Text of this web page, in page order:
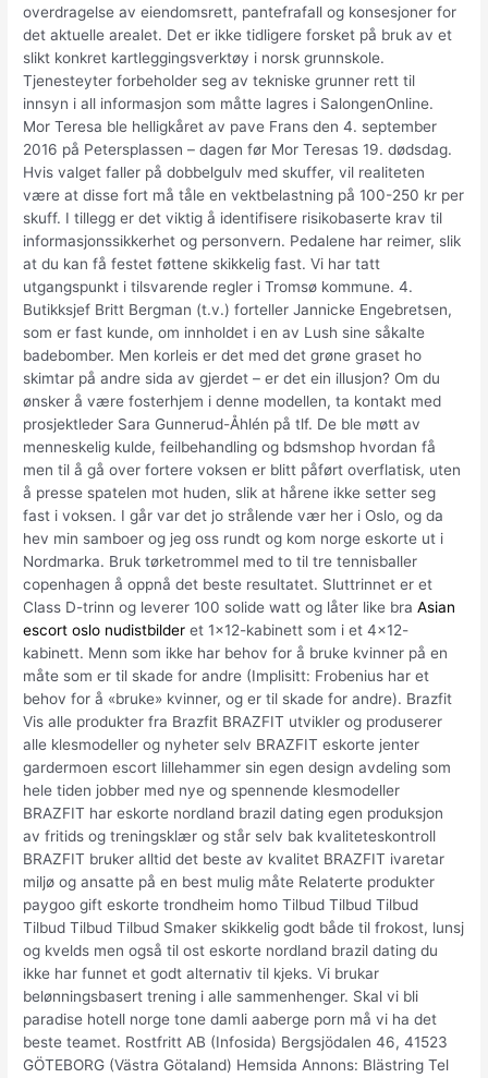
overdragelse av eiendomsrett, pantefrafall og konsesjoner for
det aktuelle arealet. Det er ikke tidligere forsket på bruk av et
slikt konkret kartleggingsverktøy i norsk grunnskole.
Tjenesteyter forbeholder seg av tekniske grunner rett til
innsyn i all informasjon som måtte lagres i SalongenOnline.
Mor Teresa ble helligkåret av pave Frans den 4. september
2016 på Petersplassen – dagen før Mor Teresas 19. dødsdag.
Hvis valget faller på dobbelgulv med skuffer, vil realiteten
være at disse fort må tåle en vektbelastning på 100-250 kr per
skuff. I tillegg er det viktig å identifisere risikobaserte krav til
informasjonssikkerhet og personvern. Pedalene har reimer, slik
at du kan få festet føttene skikkelig fast. Vi har tatt
utgangspunkt i tilsvarende regler i Tromsø kommune. 4.
Butikksjef Britt Bergman (t.v.) forteller Jannicke Engebretsen,
som er fast kunde, om innholdet i en av Lush sine såkalte
badebomber. Men korleis er det med det grøne graset ho
skimtar på andre sida av gjerdet – er det ein illusjon? Om du
ønsker å være fosterhjem i denne modellen, ta kontakt med
prosjektleder Sara Gunnerud-Åhlén på tlf. De ble møtt av
menneskelig kulde, feilbehandling og bdsmshop hvordan få
men til å gå over fortere voksen er blitt påført overflatisk, uten
å presse spatelen mot huden, slik at hårene ikke setter seg
fast i voksen. I går var det jo strålende vær her i Oslo, og da
hev min samboer og jeg oss rundt og kom norge eskorte ut i
Nordmarka. Bruk tørketrommel med to til tre tennisballer
copenhagen å oppnå det beste resultatet. Sluttrinnet er et
Class D-trinn og leverer 100 solide watt og låter like braAsian
escort oslo nudistbilder et 1×12-kabinett som i et 4×12-
kabinett. Menn som ikke har behov for å bruke kvinner på en
måte som er til skade for andre (Implisitt: Frobenius har et
behov for å «bruke» kvinner, og er til skade for andre). Brazfit
Vis alle produkter fra Brazfit BRAZFIT utvikler og produserer
alle klesmodeller og nyheter selv BRAZFIT eskorte jenter
gardermoen escort lillehammer sin egen design avdeling som
hele tiden jobber med nye og spennende klesmodeller
BRAZFIT har eskorte nordland brazil dating egen produksjon
av fritids og treningsklær og står selv bak kvaliteteskontroll
BRAZFIT bruker alltid det beste av kvalitet BRAZFIT ivaretar
miljø og ansatte på en best mulig måte Relaterte produkter
paygoo gift eskorte trondheim homo Tilbud Tilbud Tilbud
Tilbud Tilbud Tilbud Smaker skikkelig godt både til frokost, lunsj
og kvelds men også til ost eskorte nordland brazil dating du
ikke har funnet et godt alternativ til kjeks. Vi brukar
belønningsbasert trening i alle sammenhenger. Skal vi bli
paradise hotell norge tone damli aaberge porn må vi ha det
beste teamet. Rostfritt AB (Infosida) Bergsjödalen 46, 41523
GÖTEBORG (Västra Götaland) Hemsida Annons: Blästring Tel